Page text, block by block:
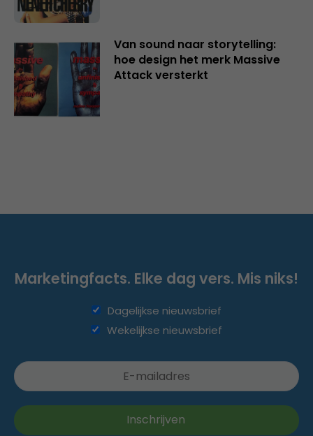
Van sound naar storytelling:
hoe design het merk Massive
Attack versterkt
Marketingfacts. Elke dag vers. Mis niks!
Dagelijkse nieuwsbrief
Wekelijkse nieuwsbrief